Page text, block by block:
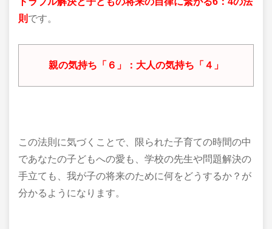
則 です。
親の気持ち「６」：大人の気持ち「４」
この法則に気づくことで、限られた子育ての時間の中
であなたの子どもへの愛も、学校の先生や問題解決の
手立ても、我が子の将来のために何をどうするか？が
分かるようになります。